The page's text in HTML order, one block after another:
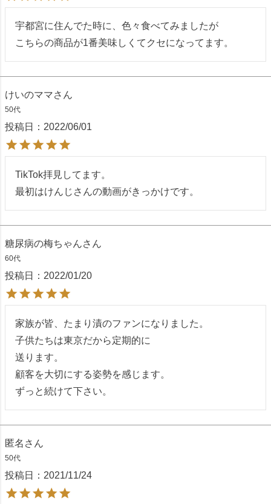
宇都宮に住んでた時に、色々食べてみましたが
こちらの商品が1番美味しくてクセになってます。
けいのママ
50代
投稿日 2022/06/01
TikTok拝見してます。
最初はけんじさんの動画がきっかけです。
糖尿病の梅ちゃん
60代
投稿日 2022/01/20
家族が皆、たまり漬のファンになりました。
子供たちは東京だから定期的に
送ります。
顧客を大切にする姿勢を感じます。
ずっと続けて下さい。
匿名
50代
投稿日 2021/11/24